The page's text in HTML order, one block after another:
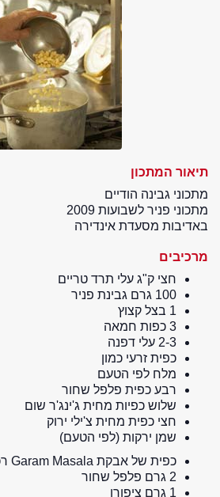
תיאור המתכון
מתכוני גבינה הודיים
מתכוני פניר לשבועות 2009
באדיבות מסעדת אינדירה
מרכיבים
חצי ק"ג עלי תרד טריים
100 גרם גבינת פניר
1 בצל קצוץ
3 כפות חמאה
2-3 עלי דפנה
כפית זרעי כמון
מלח לפי הטעם
רבע כפית פלפל שחור
שלוש כפיות מחית ג'ינג'ר שום
חצי כפית מחית צ'ילי ירוק
שמן ירקות (לפי הטעם)
כפית של אבקת Garam Masala רכיבים לאבקה:
2 גרם פלפל שחור
1 גרם ציפורן